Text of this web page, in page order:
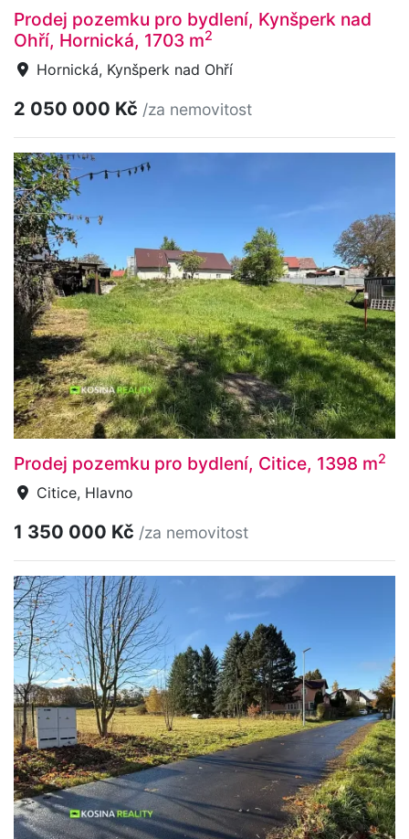
Prodej pozemku pro bydlení, Kynšperk nad
Ohří, Hornická, 1703 m2
Hornická, Kynšperk nad Ohří
2 050 000 Kč /za nemovitost
Prodej pozemku pro bydlení, Citice, 1398 m2
Citice, Hlavno
1 350 000 Kč /za nemovitost